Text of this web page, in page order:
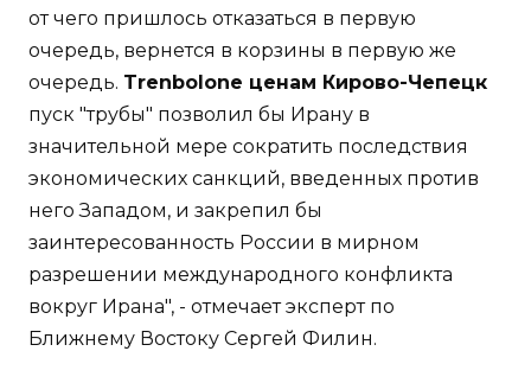
от чего пришлось отказаться в первую
очередь, вернется в корзины в первую же
очередь. Trenbolone ценам Кирово-Чепецк
пуск "трубы" позволил бы Ирану в
значительной мере сократить последствия
экономических санкций, введенных против
него Западом, и закрепил бы
заинтересованность России в мирном
разрешении международного конфликта
вокруг Ирана", - отмечает эксперт по
Ближнему Востоку Сергей Филин.